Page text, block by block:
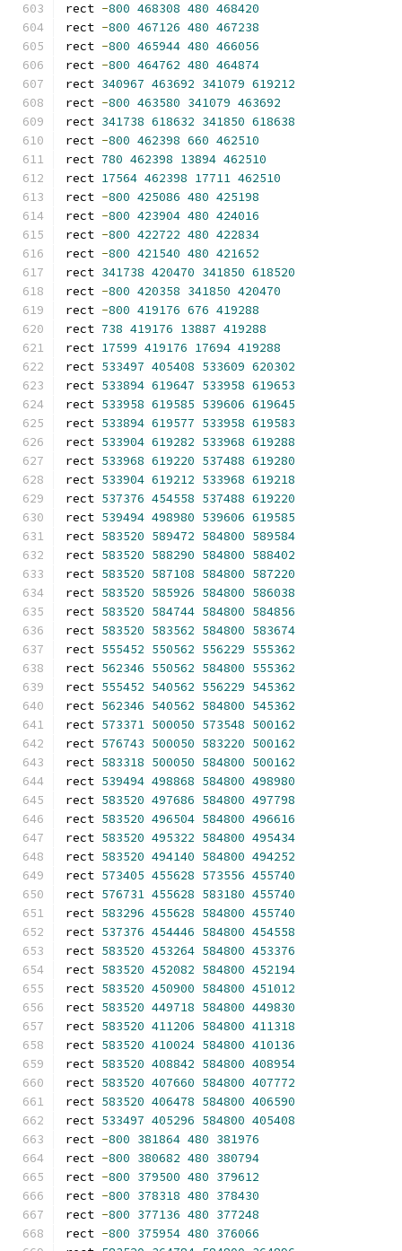
rect -800 468308 480 468420
rect -800 467126 480 467238
rect -800 465944 480 466056
rect -800 464762 480 464874
rect 340967 463692 341079 619212
rect -800 463580 341079 463692
rect 341738 618632 341850 618638
rect -800 462398 660 462510
rect 780 462398 13894 462510
rect 17564 462398 17711 462510
rect -800 425086 480 425198
rect -800 423904 480 424016
rect -800 422722 480 422834
rect -800 421540 480 421652
rect 341738 420470 341850 618520
rect -800 420358 341850 420470
rect -800 419176 676 419288
rect 738 419176 13887 419288
rect 17599 419176 17694 419288
rect 533497 405408 533609 620302
rect 533894 619647 533958 619653
rect 533958 619585 539606 619645
rect 533894 619577 533958 619583
rect 533904 619282 533968 619288
rect 533968 619220 537488 619280
rect 533904 619212 533968 619218
rect 537376 454558 537488 619220
rect 539494 498980 539606 619585
rect 583520 589472 584800 589584
rect 583520 588290 584800 588402
rect 583520 587108 584800 587220
rect 583520 585926 584800 586038
rect 583520 584744 584800 584856
rect 583520 583562 584800 583674
rect 555452 550562 556229 555362
rect 562346 550562 584800 555362
rect 555452 540562 556229 545362
rect 562346 540562 584800 545362
rect 573371 500050 573548 500162
rect 576743 500050 583220 500162
rect 583318 500050 584800 500162
rect 539494 498868 584800 498980
rect 583520 497686 584800 497798
rect 583520 496504 584800 496616
rect 583520 495322 584800 495434
rect 583520 494140 584800 494252
rect 573405 455628 573556 455740
rect 576731 455628 583180 455740
rect 583296 455628 584800 455740
rect 537376 454446 584800 454558
rect 583520 453264 584800 453376
rect 583520 452082 584800 452194
rect 583520 450900 584800 451012
rect 583520 449718 584800 449830
rect 583520 411206 584800 411318
rect 583520 410024 584800 410136
rect 583520 408842 584800 408954
rect 583520 407660 584800 407772
rect 583520 406478 584800 406590
rect 533497 405296 584800 405408
rect -800 381864 480 381976
rect -800 380682 480 380794
rect -800 379500 480 379612
rect -800 378318 480 378430
rect -800 377136 480 377248
rect -800 375954 480 376066